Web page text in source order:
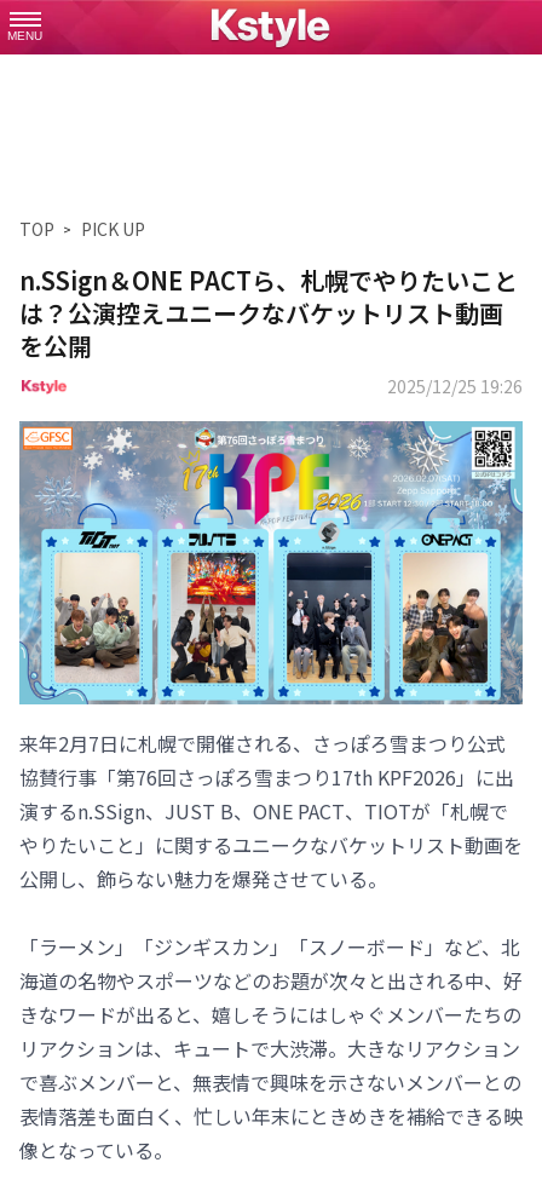
MENU
TOP PICK UP
n.SSign＆ONE PACTら、札幌でやりたいこと
は？公演控えユニークなバケットリスト動画
を公開
2025/12/25 19:26
来年2月7日に札幌で開催される、さっぽろ雪まつり公式
協賛行事「第76回さっぽろ雪まつり17th KPF2026」に出
演するn.SSign、JUST B、ONE PACT、TIOTが「札幌で
やりたいこと」に関するユニークなバケットリスト動画を
公開し、飾らない魅力を爆発させている。
「ラーメン」「ジンギスカン」「スノーボード」など、北
海道の名物やスポーツなどのお題が次々と出される中、好
きなワードが出ると、嬉しそうにはしゃぐメンバーたちの
リアクションは、キュートで大渋滞。大きなリアクション
で喜ぶメンバーと、無表情で興味を示さないメンバーとの
表情落差も面白く、忙しい年末にときめきを補給できる映
像となっている。